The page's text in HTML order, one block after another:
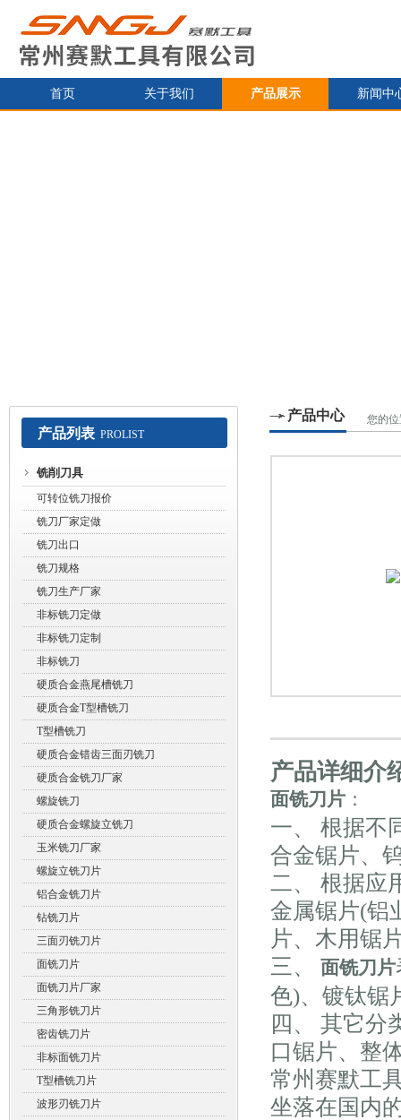
常州赛默工具有限公司
首页 关于我们 产品展示 新闻中
产品列表 PROLIST
铣削刀具
可转位铣刀报价
铣刀厂家定做
铣刀出口
铣刀规格
铣刀生产厂家
非标铣刀定做
非标铣刀定制
非标铣刀
硬质合金燕尾槽铣刀
硬质合金T型槽铣刀
T型槽铣刀
硬质合金错齿三面刃铣刀
硬质合金铣刀厂家
螺旋铣刀
硬质合金螺旋立铣刀
玉米铣刀厂家
螺旋立铣刀片
铝合金铣刀片
钻铣刀片
三面刃铣刀片
面铣刀片
面铣刀片厂家
三角形铣刀片
密齿铣刀片
非标面铣刀片
T型槽铣刀片
波形刃铣刀片
产品中心 您的
产品详细介
面铣刀片 ：
一、 根据不
合金锯片、
二、 根据应
金属锯片(铝
片、木用锯
三、 面铣刀片
色)、镀钛锯
四、 其它分
口锯片、整
常州赛默工
坐落在国内